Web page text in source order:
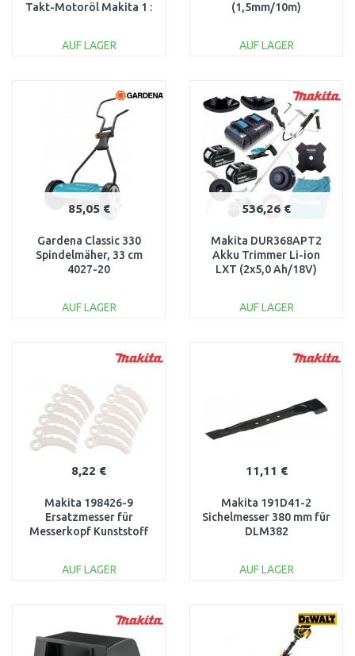
Takt-Motoröl Makita 1 :
AUF LAGER
Vergleichen
(1,5mm/10m)
AUF LAGER
Vergleichen
85,05 €
Gardena Classic 330
Spindelmäher, 33 cm
4027-20
AUF LAGER
536,26 €
Makita DUR368APT2
Akku Trimmer Li-ion
LXT (2x5,0 Ah/18V)
AUF LAGER
8,22 €
Makita 198426-9
Ersatzmesser für
Messerkopf Kunststoff
AUF LAGER
Vergleichen
11,11 €
Makita 191D41-2
Sichelmesser 380 mm für
DLM382
AUF LAGER
Vergleichen